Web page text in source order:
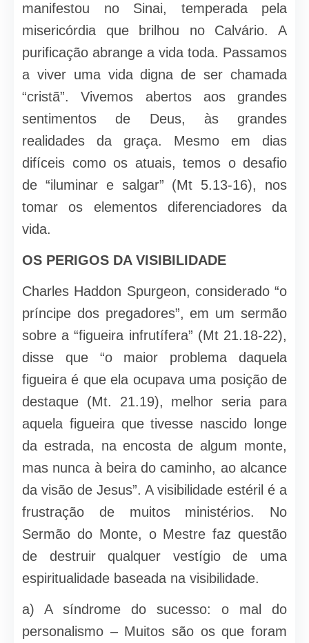
manifestou no Sinai, temperada pela
misericórdia que brilhou no Calvário. A
purificação abrange a vida toda. Passamos
a viver uma vida digna de ser chamada
“cristã”. Vivemos abertos aos grandes
sentimentos de Deus, às grandes
realidades da graça. Mesmo em dias
difíceis como os atuais, temos o desafio
de “iluminar e salgar” (Mt 5.13-16), nos
tomar os elementos diferenciadores da
vida.
OS PERIGOS DA VISIBILIDADE
Charles Haddon Spurgeon, considerado “o
príncipe dos pregadores”, em um sermão
sobre a “figueira infrutífera” (Mt 21.18-22),
disse que “o maior problema daquela
figueira é que ela ocupava uma posição de
destaque (Mt. 21.19), melhor seria para
aquela figueira que tivesse nascido longe
da estrada, na encosta de algum monte,
mas nunca à beira do caminho, ao alcance
da visão de Jesus”. A visibilidade estéril é a
frustração de muitos ministérios. No
Sermão do Monte, o Mestre faz questão
de destruir qualquer vestígio de uma
espiritualidade baseada na visibilidade.
a) A síndrome do sucesso: o mal do
personalismo – Muitos são os que foram